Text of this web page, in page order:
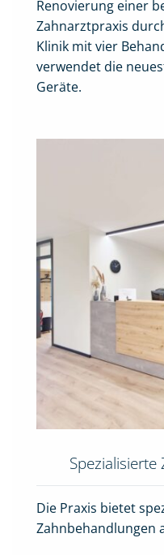
Renovierung einer
Zahnarztpraxis
Klinik mit vier
verwendet die
Geräte.
Die Praxis bietet
Zahnbehandlungen